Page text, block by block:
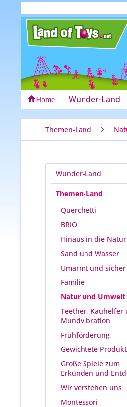
Home Wunder-Land
Themen-Land
Wunder-Land
Themen-Land
Querchetti
BRIO
Hinaus in die Natur
Sand und Wasser
Umarmt und sicher
Familie
Natur und Umwelt
Teether, Kauhelfer
Mundvibration
Frühförderung
Gewichtete
Große Spiele zum
Erkunden und
Wir verstehen uns
Montessori